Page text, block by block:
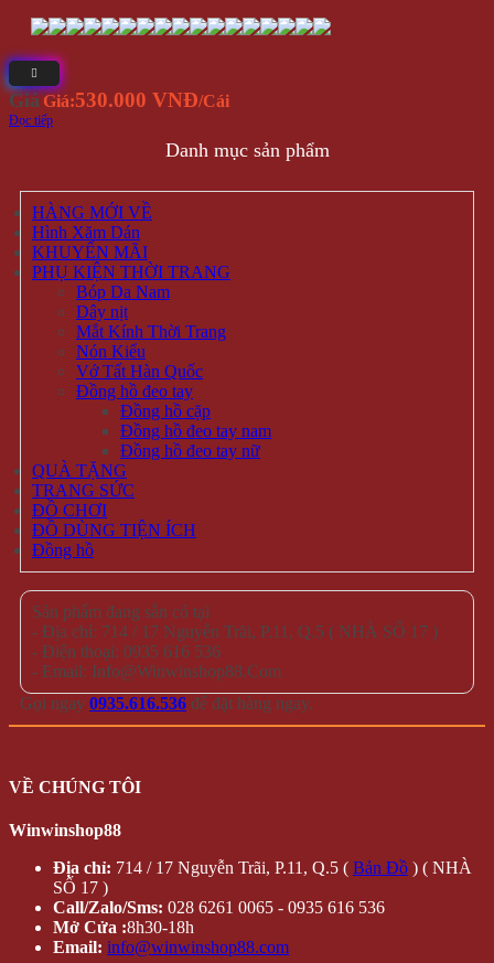
GiáGiá:530.000 VNĐ/Cái
Đọc tiếp
Danh mục sản phẩm
HÀNG MỚI VỀ
Hình Xăm Dán
KHUYẾN MÃI
PHỤ KIỆN THỜI TRANG
Bóp Da Nam
Dây nịt
Mắt Kính Thời Trang
Nón Kiểu
Vớ Tất Hàn Quốc
Đồng hồ đeo tay
Đồng hồ cặp
Đồng hồ đeo tay nam
Đồng hồ đeo tay nữ
QUÀ TẶNG
TRANG SỨC
ĐỒ CHƠI
ĐỒ DÙNG TIỆN ÍCH
Đồng hồ
Sản phẩm đang sẵn có tại
- Địa chỉ: 714 / 17 Nguyễn Trãi, P.11, Q.5 ( NHÀ SỐ 17 )
- Điện thoại: 0935 616 536
- Email: Info@Winwinshop88.Com
Gọi ngay 0935.616.536 để đặt hàng ngay.
VỀ CHÚNG TÔI
Winwinshop88
Địa chỉ: 714 / 17 Nguyễn Trãi, P.11, Q.5 ( Bản Đồ ) ( NHÀ
SỐ 17 )
Call/Zalo/Sms: 028 6261 0065 - 0935 616 536
Mở Cửa :8h30-18h
Email: info@winwinshop88.com